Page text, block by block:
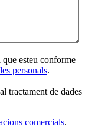
esteu conforme
personals.
tractament de dades
comercials.